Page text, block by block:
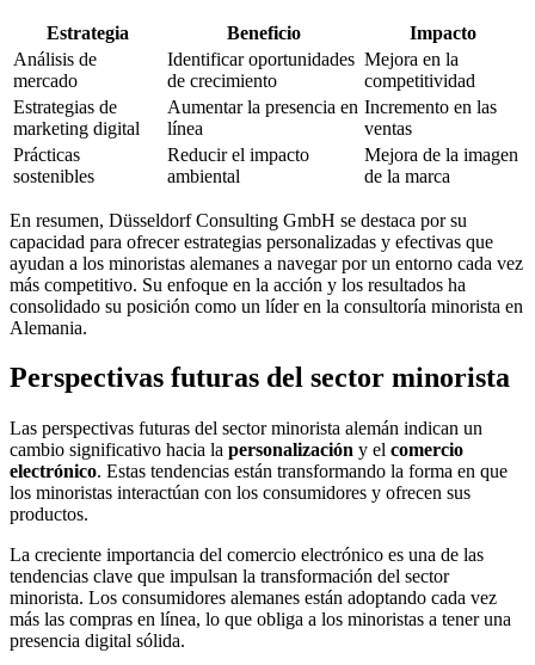
Estrategia Beneficio
Impacto
Análisis de
mercado
Identificar oportunidades
de crecimiento
Mejora en la
competitividad
Estrategias de
marketing digital
Aumentar la presencia en
línea
Incremento en las
ventas
Prácticas
sostenibles
Reducir el impacto
ambiental
Mejora de la imagen
de la marca
En resumen, Düsseldorf Consulting GmbH se destaca por su
capacidad para ofrecer estrategias personalizadas y efectivas que
ayudan a los minoristas alemanes a navegar por un entorno cada vez
más competitivo. Su enfoque en la acción y los resultados ha
consolidado su posición como un líder en la consultoría minorista en
Alemania.
Perspectivas futuras del sector minorista
Las perspectivas futuras del sector minorista alemán indican un
cambio significativo hacia la personalización y el comercio
electrónico. Estas tendencias están transformando la forma en que
los minoristas interactúan con los consumidores y ofrecen sus
productos.
La creciente importancia del comercio electrónico es una de las
tendencias clave que impulsan la transformación del sector
minorista. Los consumidores alemanes están adoptando cada vez
más las compras en línea, lo que obliga a los minoristas a tener una
presencia digital sólida.